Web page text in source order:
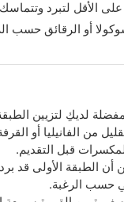
أو الرقائق حسب
لديكِ لتزيين الطبقة
من الفانيليا أو
قبل التقديم.
الأولى قد
حسب الرغبة.